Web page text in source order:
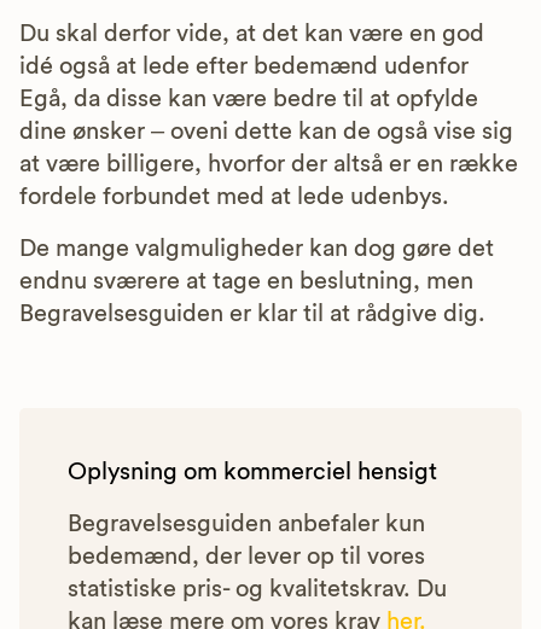
Du skal derfor vide, at det kan være en god
idé også at lede efter bedemænd udenfor
Egå, da disse kan være bedre til at opfylde
dine ønsker – oveni dette kan de også vise sig
at være billigere, hvorfor der altså er en række
fordele forbundet med at lede udenbys.
De mange valgmuligheder kan dog gøre det
endnu sværere at tage en beslutning, men
Begravelsesguiden er klar til at rådgive dig.
Oplysning om kommerciel hensigt
Begravelsesguiden anbefaler kun
bedemænd, der lever op til vores
statistiske pris- og kvalitetskrav. Du
kan læse mere om vores krav her.